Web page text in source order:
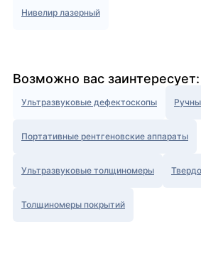
Нивелир лазерный
Возможно вас заинтересует:
Ультразвуковые дефектоскопы
Портативные рентгеновские аппараты
Ультразвуковые толщиномеры
Толщиномеры покрытий